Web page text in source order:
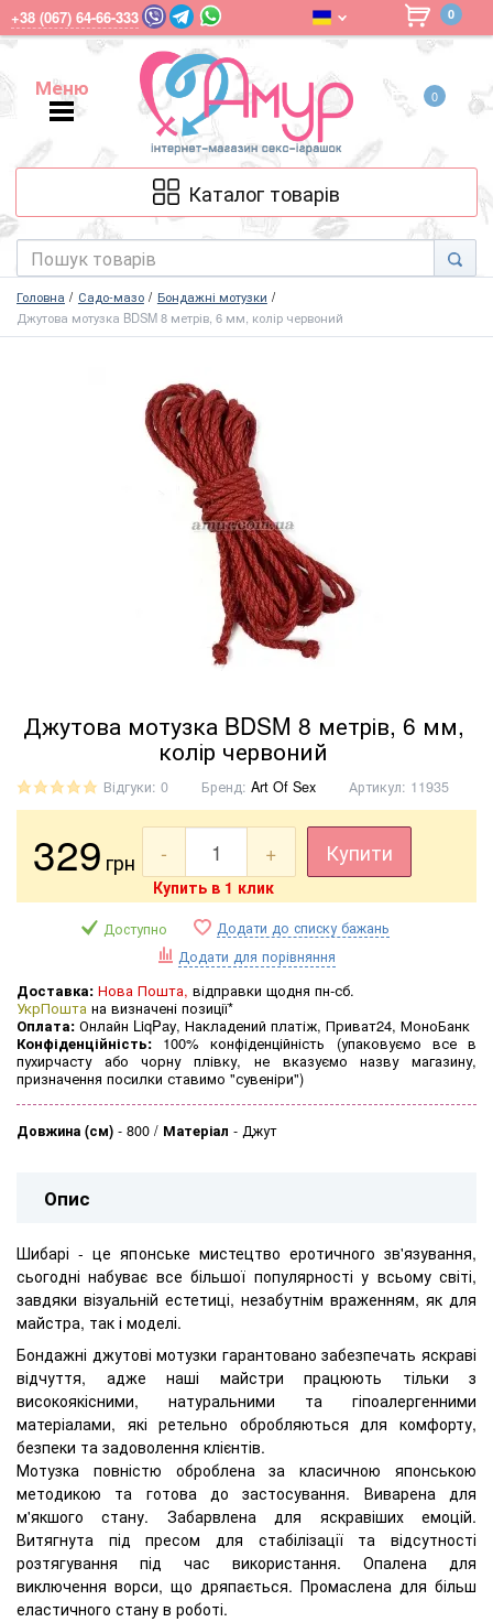
+38 (067) 64-66-333 0
Меню
Меню
0
Каталог товарів
Головна Садо-мазо
Бондажні мотузки
Джутова мотузка BDSM 8 метрів, 6 мм, колір червоний
Джутова мотузка BDSM 8 метрів, 6 мм,
колір червоний
Відгуки: 0 Бренд: Art Of Sex Артикул: 11935
329 грн - + Купити
Купить в 1 клик
Доступно
Додати до списку бажань
Додати для порівняння
Доставка: Нова Пошта, відправки щодня пн-сб.
УкрПошта на визначені позиції*
Оплата: Онлайн LiqPay, Накладений платіж, Приват24, МоноБанк
Конфіденційність: 100% конфіденційність (упаковуємо все в
пухирчасту або чорну плівку, не вказуємо назву магазину,
призначення посилки ставимо "сувеніри")
Довжина (см) - 800 Матеріал - Джут
Опис
Шибарі - це японське мистецтво еротичного зв'язування,
сьогодні набуває все більшої популярності у всьому світі,
завдяки візуальній естетиці, незабутнім враженням, як для
майстра, так і моделі.
Бондажні джутові мотузки гарантовано забезпечать яскраві
відчуття, адже наші майстри працюють тільки з
високоякісними, натуральними та гіпоалергенними
матеріалами, які ретельно обробляються для комфорту,
безпеки та задоволення клієнтів.
Мотузка повністю оброблена за класичною японською
методикою та готова до застосування. Виварена для
м'якшого стану. Забарвлена ​​для яскравіших емоцій.
Витягнута під пресом для стабілізації та відсутності
розтягування під час використання. Опалена для
виключення ворси, що дряпається. Промаслена для більш
еластичного стану в роботі.